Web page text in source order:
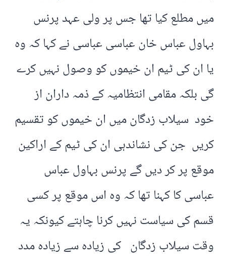
میں مطلع کیا تھا جس پر ولی عہد پرنس
بہاول عباس خان عباسی عباسی نے کہا کہ وہ
یا ان کی ٹیم ان خیموں کو وصول نہیں کرے
گی بلکہ مقامی انتظامیہ کے ذمہ داران از
خود سیلاب زدگان میں ان خیموں کو تقسیم
کریں جن کی نشاندہی ان کی ٹیم کے اراکین
موقع پر کر دیں گے پرنس بہاول عباس
عباسی کا کہنا تھا کہ وہ اس موقع پر کسی
قسم کی سیاست نہیں کرنا چاہتے کیونکہ یہ
وقت سیلاب زدگان کی زیادہ سے زیادہ مدد